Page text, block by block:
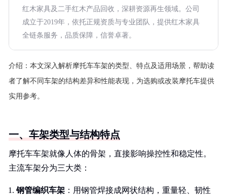
红木家具及二手红木产品回收，深耕资源再生领域。公司
成立于2019年，依托正规资质与专业团队，提供红木家具
全链条服务，品质保障，信誉卓著。
介绍： 本文深入解析摩托车车架的类型、特点及适用场景，帮助读
者了解不同车架的结构差异和性能表现，为选购或改装摩托车提供
实用参考。
一、车架类型与结构特点
摩托车车架就像人体的骨架，直接影响操控性和稳定性。
主流车架分为三大类：
钢管编织车架 ：用钢管焊接成网状结构，重量轻、韧性